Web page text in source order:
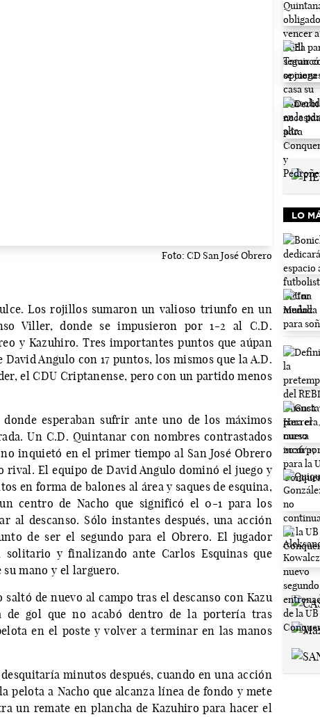
Foto: CD San José Obrero
Los rojillos sumaron un valioso triunfo en un
Viller, donde se impusieron por 1-2 al C.D.
y Kazuhiro. Tres importantes puntos que aúpan
Angulo con 17 puntos, los mismos que la A.D.
el CDU Criptanense, pero con un partido menos
esperaban sufrir ante uno de los máximos
Un C.D. Quintanar con nombres contrastados
inquietó en el primer tiempo al San José Obrero
rival. El equipo de David Angulo dominó el juego y
en forma de balones al área y saques de esquina,
centro de Nacho que significó el 0-1 para los
al descanso. Sólo instantes después, una acción
de ser el segundo para el Obrero. El jugador
y finalizando ante Carlos Esquinas que
mano y el larguero.
de nuevo al campo tras el descanso con Kazu
de gol que no acabó dentro de la portería tras
en el poste y volver a terminar en las manos
minutos después, cuando en una acción
pelota a Nacho que alcanza línea de fondo y mete
un remate en plancha de Kazuhiro para hacer el
LO